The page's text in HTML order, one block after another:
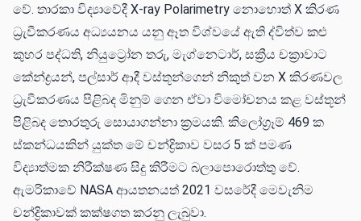
වේ. තාරකා විද්‍යාවේදී X-ray Polarimetry නොහොත් X කිරණ
ධ්‍රැවීකරණය අධ්‍යයනය යනු ඈත විශ්වයේ ඇති ද්විත්ව කළු
කුහර පද්ධති, නියුට්‍රෝන තරු, මැග්නෙටාර්, සක්‍රීය චක්‍රාවාට
කේන්ද්‍රයන්, පල්සාර් ආදී වස්තූන්ගෙන් නිකුත් වන X කිරණවල
ධ්‍රැවීකරණය පිළිබද මිනුම් ගෙන ඒවා විමෝචනය කළ වස්තූන්
පිළිබද තොරතුරු සොයාගන්නා ක්‍රමයකි. කිලෝග්‍රෑම් 469 ක
ස්කන්ධයකින් යුක්ත මේ චන්ද්‍රිකාව වසර 5 ක් පමණ
විද්‍යාත්මක නිරීක්ෂණ සිදු කිරීමට බලාපොරොත්තු වේ.
ඇමරිකාවේ NASA ආයතනයත් 2021 වසරේදී මෙවැනිම
චන්ද්‍රිකාවක් කක්ෂගත කරනු ලැබුවා.